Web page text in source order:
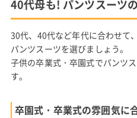
40代母も! パンツスーツ
30代、40代など年代に合わせて
パンツスーツを選びましょう。
子供の卒業式・卒園式でパンツ
す。
卒園式・卒業式の雰囲気に